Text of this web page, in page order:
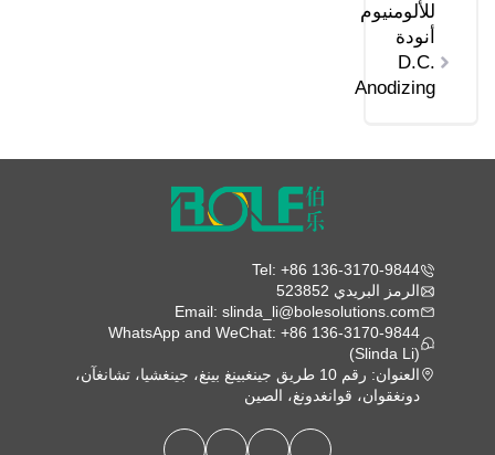
للألومنيوم
أنودة
D.C.
Anodizing
Tel: +86 136-3170-9844
الرمز البريدي 523852
Email: slinda_li@bolesolutions.com
WhatsApp and WeChat: +86 136-3170-9844
(Slinda Li)
العنوان: رقم 10 طريق جينغبينغ بينغ، جينغشيا، تشانغآن،
دونغقوان، قوانغدونغ، الصين